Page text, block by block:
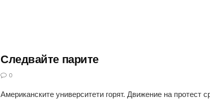
Следвайте парите
0
Американските университети горят. Движение на протест